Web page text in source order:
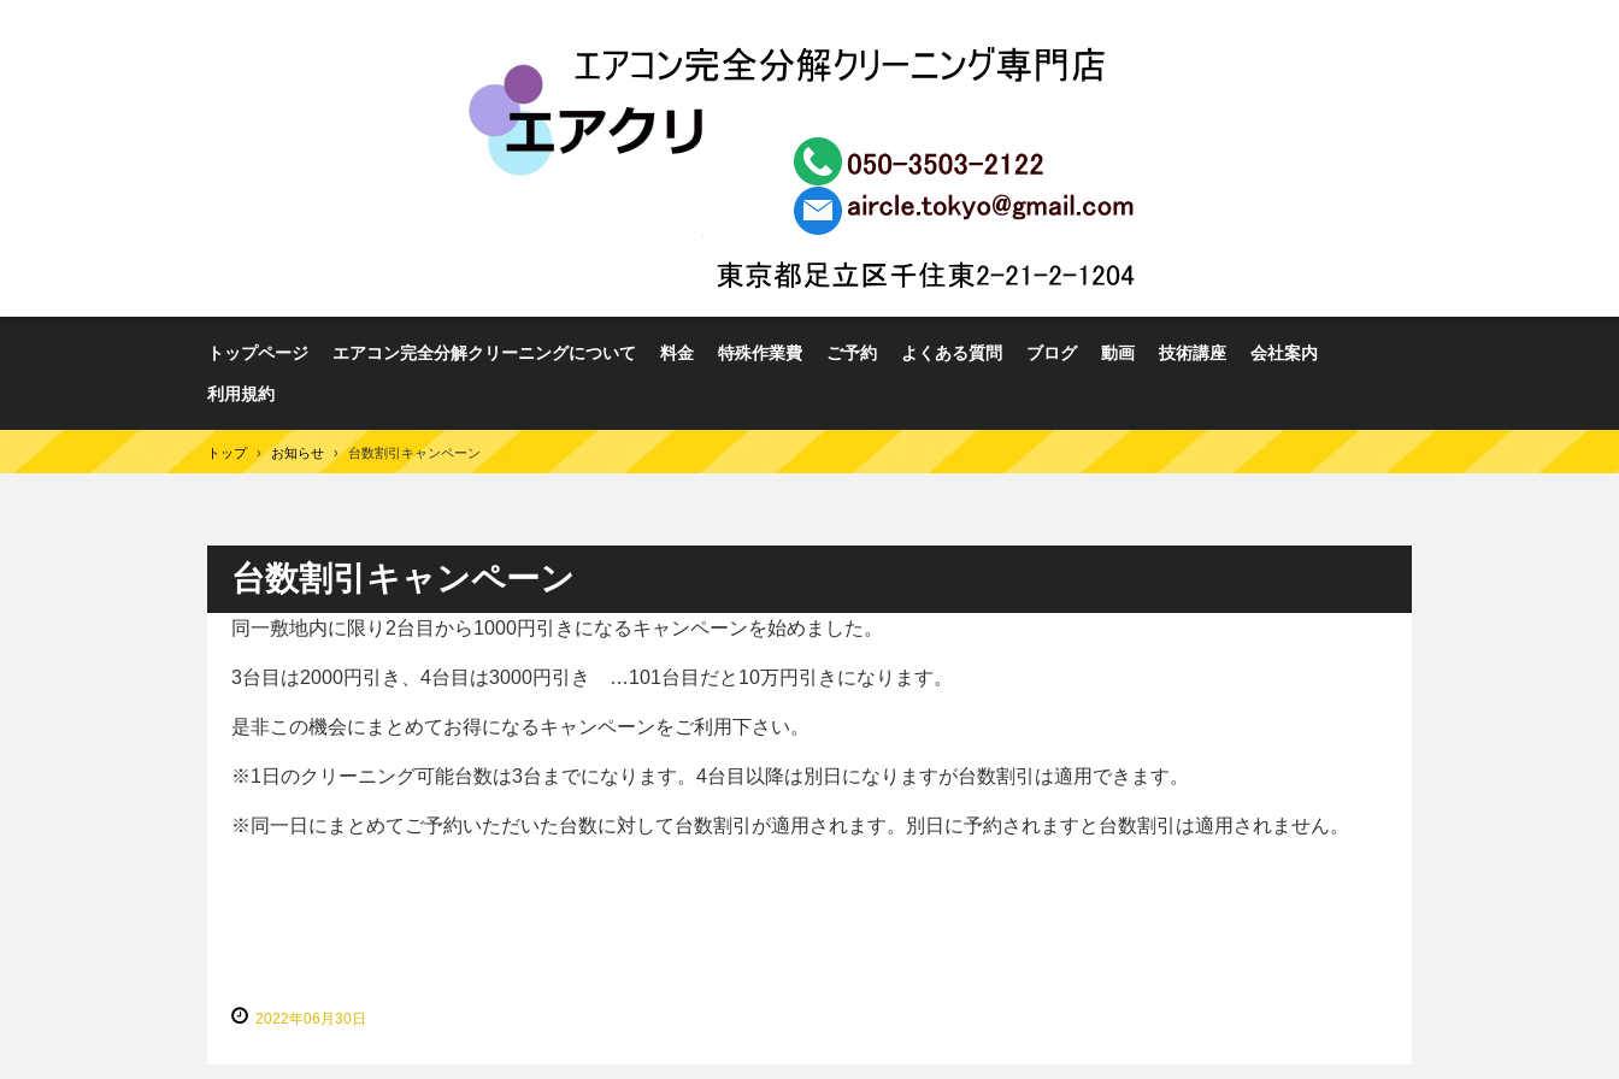
トップページ エアコン完全分解クリーニングについて 料金 特殊作業費 ご予約 よくある質問 ブログ 動画 技術講座 会社案内
利用規約
トップ › お知らせ › 台数割引キャンペーン
台数割引キャンペーン
同一敷地内に限り2台目から1000円引きになるキャンペーンを始めました。
3台目は2000円引き、4台目は3000円引き …101台目だと10万円引きになります。
是非この機会にまとめてお得になるキャンペーンをご利用下さい。
※1日のクリーニング可能台数は3台までになります。4台目以降は別日になりますが台数割引は適用できます。
※同一日にまとめてご予約いただいた台数に対して台数割引が適用されます。別日に予約されますと台数割引は適用されません。
2022年06月30日